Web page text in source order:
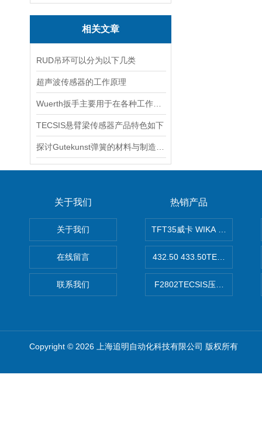
相关文章
RUD吊环可以分为以下几类
超声波传感器的工作原理
TECSIS悬臂梁传感器产品特色如下
关于我们
关于我们
在线留言
联系我们
热销产品
TFT35威卡 WIKA Tecsis 温
432.50 433.50TECSIS压力表
F2802TECSIS压力传感器
Copyright © 2026 上海追明自动化科技有限公司 版权所有